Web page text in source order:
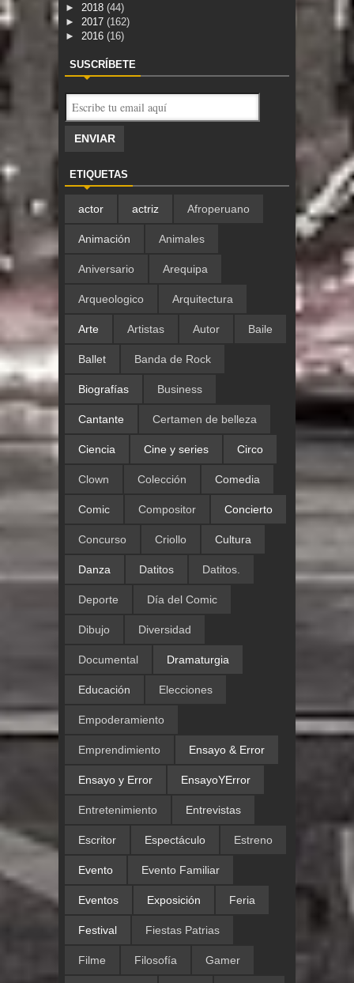
► 2018 (44)
► 2017 (162)
► 2016 (16)
SUSCRÍBETE
ETIQUETAS
actor actriz Afroperuano
Animación Animales
Aniversario Arequipa
Arqueologico Arquitectura
Arte Artistas Autor Baile
Ballet Banda de Rock
Biografías Business
Cantante Certamen de belleza
Ciencia Cine y series Circo
Clown Colección Comedia
Comic Compositor Concierto
Concurso Criollo Cultura
Danza Datitos Datitos.
Deporte Día del Comic
Dibujo Diversidad
Documental Dramaturgia
Educación Elecciones
Empoderamiento
Emprendimiento Ensayo & Error
Ensayo y Error EnsayoYError
Entretenimiento Entrevistas
Escritor Espectáculo Estreno
Evento Evento Familiar
Eventos Exposición Feria
Festival Fiestas Patrias
Filme Filosofía Gamer